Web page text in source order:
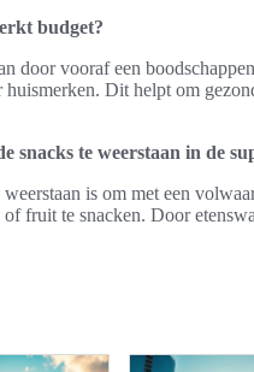
budget?
door vooraf een
Dit helpt om
snacks te weerstaan in de
is om met een
of fruit te snacken. Door